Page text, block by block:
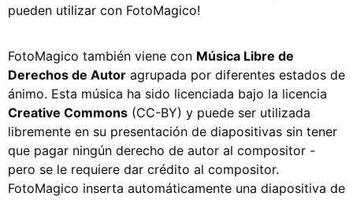
pueden utilizar con FotoMagico!
FotoMagico también viene con Música Libre de
Derechos de Autor agrupada por diferentes estados de
ánimo. Esta música ha sido licenciada bajo la licencia
Creative Commons (CC-BY) y puede ser utilizada
libremente en su presentación de diapositivas sin tener
que pagar ningún derecho de autor al compositor -
pero se le requiere dar crédito al compositor.
FotoMagico inserta automáticamente una diapositiva de